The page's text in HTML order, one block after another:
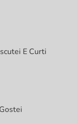
E Curti